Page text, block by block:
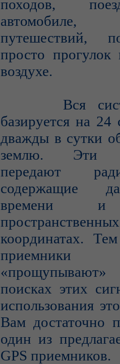
походов,
автомобиле,
путешествий,
просто
воздухе.
Вся
базируется на 24
дважды в сутки
землю. Эти
передают
содержащие
времени и
пространственных
координатах.
поисках этих
использования
Вам достаточно
один из
GPS приемников.